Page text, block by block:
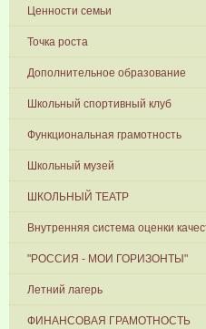
Ценности семьи
Точка роста
Дополнительное образование
Школьный спортивный клуб
Функциональная грамотность
Школьный музей
ШКОЛЬНЫЙ ТЕАТР
Внутренняя система оценки
"РОССИЯ - МОИ ГОРИЗОНТЫ"
Летний лагерь
ФИНАНСОВАЯ ГРАМОТНОСТЬ